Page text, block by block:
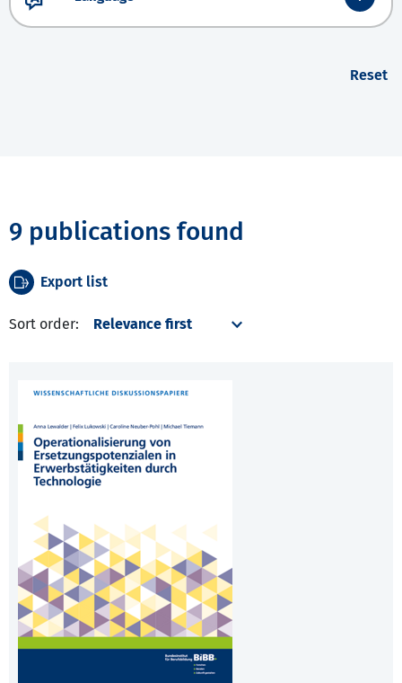
Reset
9 publications found
Export list
Sort order: